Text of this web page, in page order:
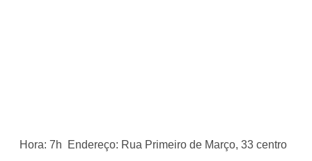
Hora: 7h Endereço: Rua Primeiro de Março, 33 centro